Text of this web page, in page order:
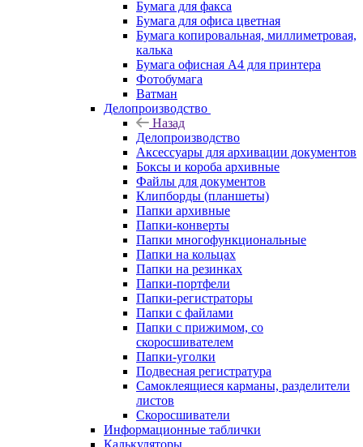
Бумага для факса
Бумага для офиса цветная
Бумага копировальная, миллиметровая,
калька
Бумага офисная А4 для принтера
Фотобумага
Ватман
Делопроизводство
Назад
Делопроизводство
Аксессуары для архивации документов
Боксы и короба архивные
Файлы для документов
Клипборды (планшеты)
Папки архивные
Папки-конверты
Папки многофункциональные
Папки на кольцах
Папки на резинках
Папки-портфели
Папки-регистраторы
Папки с файлами
Папки с прижимом, со
скоросшивателем
Папки-уголки
Подвесная регистратура
Самоклеящиеся карманы, разделители
листов
Скоросшиватели
Информационные таблички
Калькуляторы